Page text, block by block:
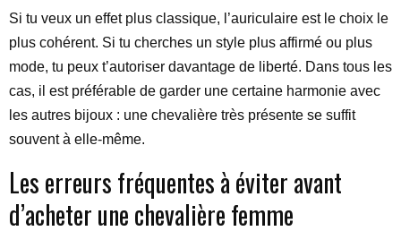
Si tu veux un effet plus classique, l’auriculaire est le choix le
plus cohérent. Si tu cherches un style plus affirmé ou plus
mode, tu peux t’autoriser davantage de liberté. Dans tous les
cas, il est préférable de garder une certaine harmonie avec
les autres bijoux : une chevalière très présente se suffit
souvent à elle-même.
Les erreurs fréquentes à éviter avant
d’acheter une chevalière femme